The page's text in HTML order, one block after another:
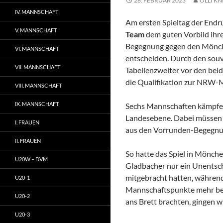
Am ersten Spieltag der
Teamdem guten Vorbild
Begegnung gegen den
entscheiden. Durch den
Tabellenzweiter vor den
die Qualifikation zur NRW-
Sechs Mannschaften
Landesebene. Dabei
aus den Vorrunden-
So hatte das Spiel in
Gladbacher nur ein
mitgebracht hatten,
Mannschaftspunkte mehr
ans Brett brachten, gingen
IV. MANNSCHAFT
V. MANNSCHAFT
VI. MANNSCHAFT
VII. MANNSCHAFT
VIII. MANNSCHAFT
IX. MANNSCHAFT
I. FRAUEN
II. FRAUEN
U20W – DVM
U20-1
U20-2
U20-3